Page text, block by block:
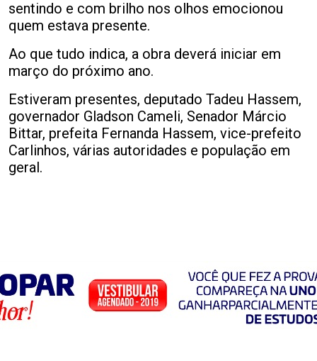
sentindo e com brilho nos olhos emocionou
quem estava presente.
Ao que tudo indica, a obra deverá iniciar em
março do próximo ano.
Estiveram presentes, deputado Tadeu Hassem,
governador Gladson Cameli, Senador Márcio
Bittar, prefeita Fernanda Hassem, vice-prefeito
Carlinhos, várias autoridades e população em
geral.